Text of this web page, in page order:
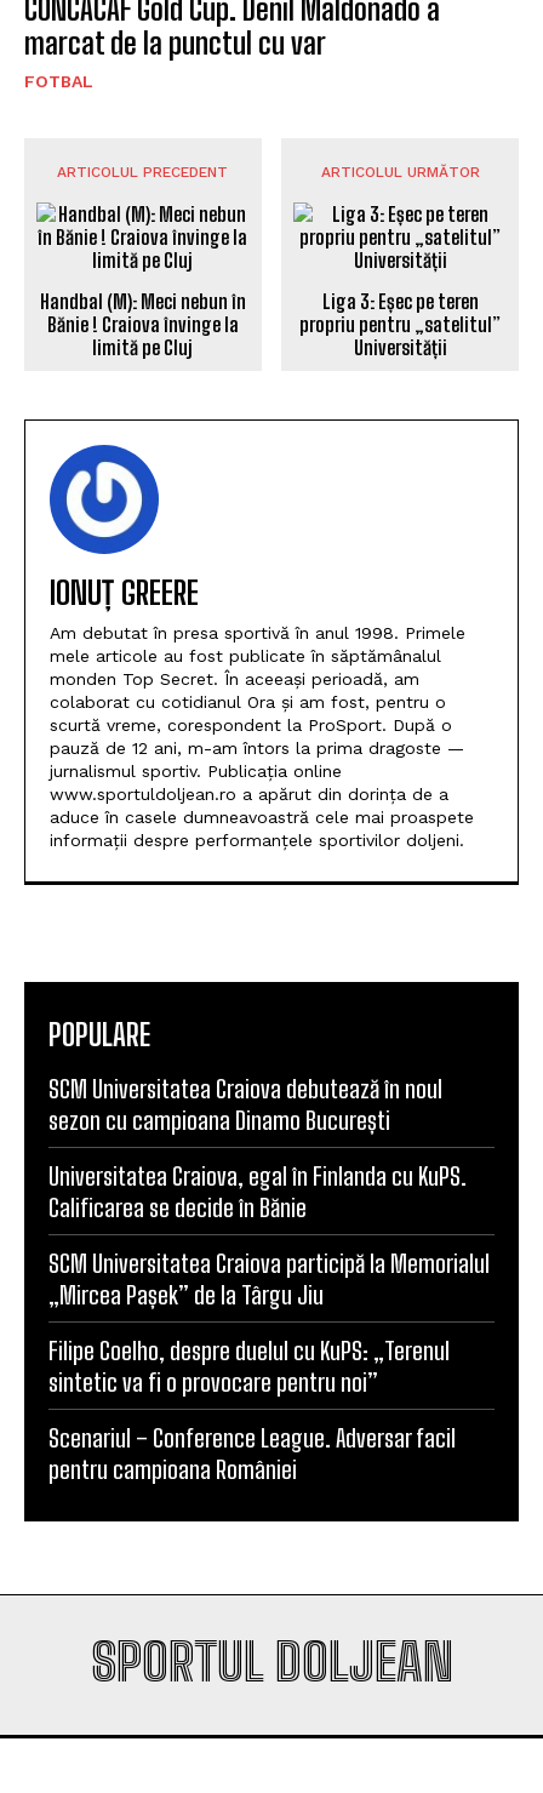
CONCACAF Gold Cup. Denil Maldonado a
marcat de la punctul cu var
FOTBAL
ARTICOLUL PRECEDENT
Handbal (M): Meci nebun în
Bănie ! Craiova învinge la
limită pe Cluj
ARTICOLUL URMĂTOR
Liga 3: Eșec pe teren
propriu pentru „satelitul”
Universității
IONUȚ GREERE
Am debutat în presa sportivă în anul 1998. Primele
mele articole au fost publicate în săptămânalul
monden Top Secret. În aceeași perioadă, am
colaborat cu cotidianul Ora și am fost, pentru o
scurtă vreme, corespondent la ProSport. După o
pauză de 12 ani, m-am întors la prima dragoste —
jurnalismul sportiv. Publicația online
www.sportuldoljean.ro a apărut din dorința de a
aduce în casele dumneavoastră cele mai proaspete
informații despre performanțele sportivilor doljeni.
POPULARE
SCM Universitatea Craiova debutează în noul
sezon cu campioana Dinamo București
Universitatea Craiova, egal în Finlanda cu KuPS.
Calificarea se decide în Bănie
SCM Universitatea Craiova participă la Memorialul
„Mircea Pașek” de la Târgu Jiu
Filipe Coelho, despre duelul cu KuPS: „Terenul
sintetic va fi o provocare pentru noi”
Scenariul – Conference League. Adversar facil
pentru campioana României
SPORTUL DOLJEAN